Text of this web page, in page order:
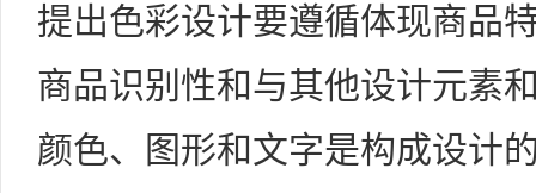
提出色彩设计要遵循体现商品
商品识别性和与其他设计元素
颜色、图形和文字是构成设计